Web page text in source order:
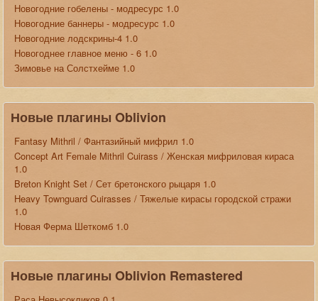
Новогодние гобелены - модресурс 1.0
Новогодние баннеры - модресурс 1.0
Новогодние лодскрины-4 1.0
Новогоднее главное меню - 6 1.0
Зимовье на Солстхейме 1.0
Новые плагины Oblivion
Fantasy Mithril / Фантазийный мифрил 1.0
Concept Art Female Mithril Cuirass / Женская мифриловая кираса
1.0
Breton Knight Set / Сет бретонского рыцаря 1.0
Heavy Townguard Cuirasses / Тяжелые кирасы городской стражи
1.0
Новая Ферма Шеткомб 1.0
Новые плагины Oblivion Remastered